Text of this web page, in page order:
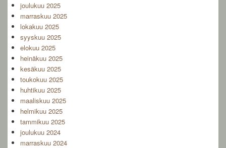
joulukuu 2025
marraskuu 2025
lokakuu 2025
syyskuu 2025
elokuu 2025
heinäkuu 2025
kesäkuu 2025
toukokuu 2025
huhtikuu 2025
maaliskuu 2025
helmikuu 2025
tammikuu 2025
joulukuu 2024
marraskuu 2024